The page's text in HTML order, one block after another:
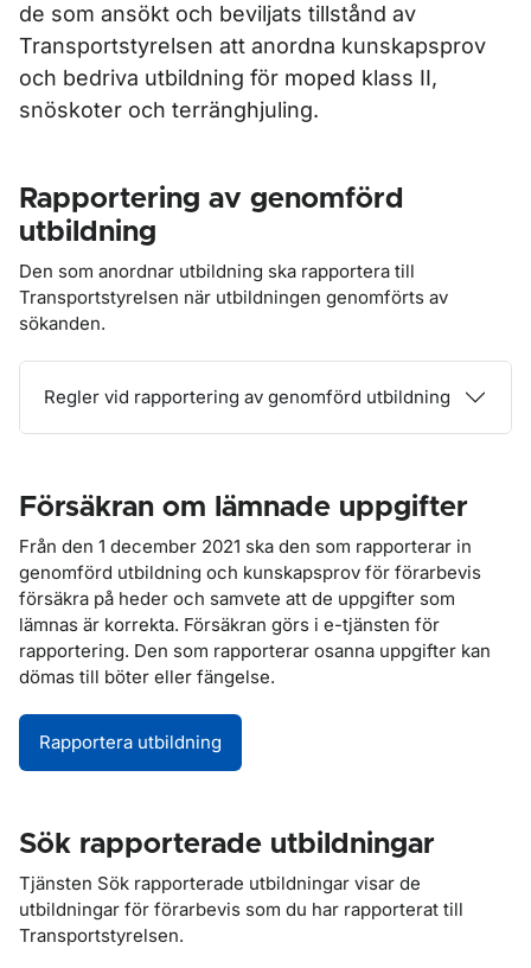
de som ansökt och beviljats tillstånd av
Transportstyrelsen att anordna kunskapsprov
och bedriva utbildning för moped klass II,
snöskoter och terränghjuling.
Rapportering av genomförd
utbildning
Den som anordnar utbildning ska rapportera till
Transportstyrelsen när utbildningen genomförts av
sökanden.
Regler vid rapportering av genomförd utbildning
Försäkran om lämnade uppgifter
Från den 1 december 2021 ska den som rapporterar in
genomförd utbildning och kunskapsprov för förarbevis
försäkra på heder och samvete att de uppgifter som
lämnas är korrekta. Försäkran görs i e-tjänsten för
rapportering. Den som rapporterar osanna uppgifter kan
dömas till böter eller fängelse.
Rapportera utbildning
Sök rapporterade utbildningar
Tjänsten Sök rapporterade utbildningar visar de
utbildningar för förarbevis som du har rapporterat till
Transportstyrelsen.